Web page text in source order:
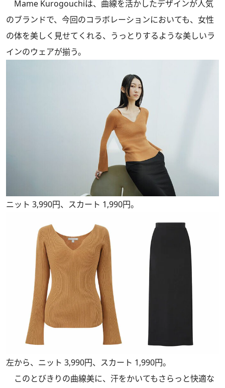
Mame Kurogouchiは、曲線を活かしたデザインが人気
のブランドで、今回のコラボレーションにおいても、女性
の体を美しく見せてくれる、うっとりするような美しいラ
インのウェアが揃う。
ニット 3,990円、スカート 1,990円。
左から、ニット 3,990円、スカート 1,990円。
このとびきりの曲線美に、汗をかいてもさらっと快適な